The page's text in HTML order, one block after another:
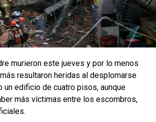
murieron este jueves y por lo menos
resultaron heridas al desplomarse
un edificio de cuatro pisos, aunque
más víctimas entre los escombros,